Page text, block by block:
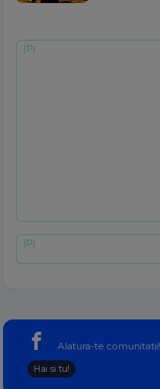
Alatura-te comunitatii!
Hai si tu!